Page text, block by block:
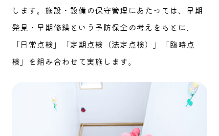
します。施設・設備の保守管理にあたっては、早期
発見・早期修繕という予防保全の考えをもとに、
「日常点検」「定期点検（法定点検）」「臨時点
検」を組み合わせて実施します。